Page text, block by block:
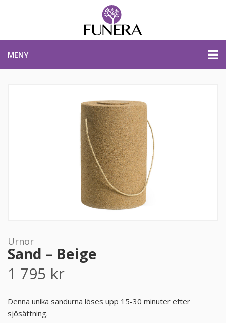
MENY
PLANERA BEGRAVNING
KONTAKTA OSS
PRODUKTER & PRISER
OM BEGRAVNINGAR
JURIDIK
Urnor
Sand – Beige
1 795 kr
Denna unika sandurna löses upp 15-30 minuter efter
sjösättning.